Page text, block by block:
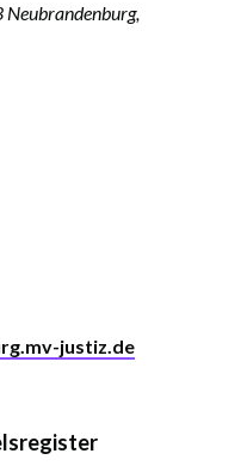
justiz.de